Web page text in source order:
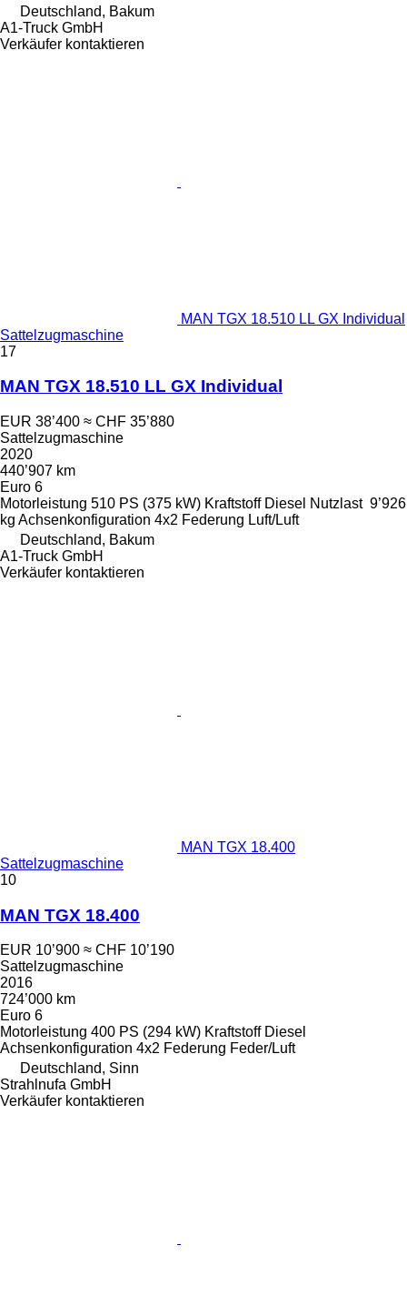
Deutschland, Bakum
A1-Truck GmbH
Verkäufer kontaktieren
MAN TGX 18.510 LL GX Individual
Sattelzugmaschine
17
MAN TGX 18.510 LL GX Individual
EUR 38’400 ≈ CHF 35’880
Sattelzugmaschine
2020
440’907 km
Euro 6
Motorleistung 510 PS (375 kW) Kraftstoff Diesel Nutzlast 9’926
kg Achsenkonfiguration 4x2 Federung Luft/Luft
Deutschland, Bakum
A1-Truck GmbH
Verkäufer kontaktieren
MAN TGX 18.400
Sattelzugmaschine
10
MAN TGX 18.400
EUR 10’900 ≈ CHF 10’190
Sattelzugmaschine
2016
724’000 km
Euro 6
Motorleistung 400 PS (294 kW) Kraftstoff Diesel
Achsenkonfiguration 4x2 Federung Feder/Luft
Deutschland, Sinn
Strahlnufa GmbH
Verkäufer kontaktieren